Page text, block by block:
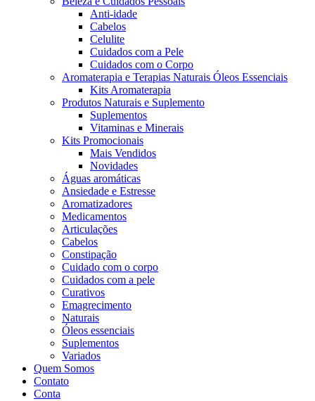
Anti-idade
Cabelos
Celulite
Cuidados com a Pele
Cuidados com o Corpo
Aromaterapia e Terapias Naturais Óleos Essenciais
Kits Aromaterapia
Produtos Naturais e Suplemento
Suplementos
Vitaminas e Minerais
Kits Promocionais
Mais Vendidos
Novidades
Águas aromáticas
Ansiedade e Estresse
Aromatizadores
Medicamentos
Articulações
Cabelos
Constipação
Cuidado com o corpo
Cuidados com a pele
Curativos
Emagrecimento
Naturais
Óleos essenciais
Suplementos
Variados
Quem Somos
Contato
Conta